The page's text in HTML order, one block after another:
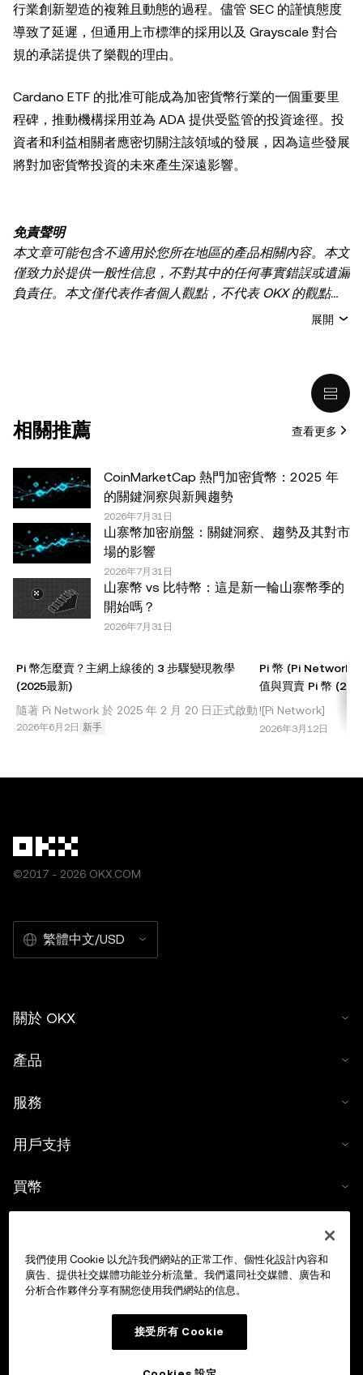
行業創新塑造的複雜且動態的過程。儘管 SEC 的謹慎態度
導致了延遲，但通用上市標準的採用以及 Grayscale 對合
規的承諾提供了樂觀的理由。
Cardano ETF 的批准可能成為加密貨幣行業的一個重要里
程碑，推動機構採用並為 ADA 提供受監管的投資途徑。投
資者和利益相關者應密切關注該領域的發展，因為這些發展
將對加密貨幣投資的未來產生深遠影響。
免責聲明
本文章可能包含不適用於您所在地區的產品相關內容。本文
僅致力於提供一般性信息，不對其中的任何事實錯誤或遺漏
負責任。本文僅代表作者個人觀點，不代表 OKX 的觀點。
本文無意提供以下任何建議，包括但不限於：(i) 投資建議
(包括穩定幣) 涉及高風險，可能會大幅波動，甚至變得毫無
價值。您應根據自己的財務狀況仔細考慮交易或持有數字資
產是否適合您。有關您具體情況的問題，請諮詢您的法律/
稅務/投資專業人士。本文中出現的信息 (包括市場數據和統
數據和圖表時已採取了所有合理的謹慎措施，但對於此處表
達的任何事實錯誤或遺漏，我們不承擔任何責任。 © 2025
OKX。本文可以全文複製或分發，也可以使用本文 100 字
或更少的摘錄，前提是此類使用是非商業性的。整篇文章的
任何複製或分發亦必須突出說明：“本文版權所有 © 2025
OKX，經許可使用。”允許的摘錄必須引用文章名稱並包含
出處，例如“文章名稱，[作者姓名 (如適用)]，© 2025
OKX”。部分內容可能由人工智能（AI）工具生成或輔助生
展開
相關推薦 查看更多
CoinMarketCap 熱門加密貨幣：2025 年
的關鍵洞察與新興趨勢
2026年7月31日
山寨幣加密崩盤：關鍵洞察、趨勢及其對市
場的影響
2026年7月31日
山寨幣 vs 比特幣：這是新一輪山寨幣季的
開始嗎？
2026年7月31日
Pi 幣怎麼賣？主網上線後的 3 步驟變現教學
(2025最新)
隨著 Pi Network 於 2025 年 2 月 20 日正式啟動
開放主網 (Open Network)，數千萬「先鋒」
以將 Pi 幣充值到OKX 交易所等平台進行交易。
2026年6月2日 新手
Pi 幣 (Pi Network)
值與買賣 Pi 幣
![Pi Network]
(//
2026年3月12日
©2017 - 2026 OKX.COM
繁體中文/USD
關於 OKX
產品
服務
用戶支持
買幣
交易
我們使用 Cookie 以允許我們網站的正常工作、個性化設計內容和
廣告、提供社交媒體功能並分析流量。我們還同社交媒體、廣告和
分析合作夥伴分享有關您使用我們網站的信息。
接受所有 Cookie